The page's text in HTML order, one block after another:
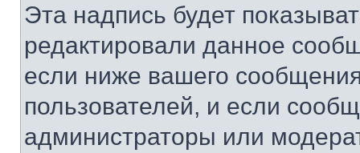
Эта надпись будет
редактировали данное
если ниже вашего
пользователей, и если
администраторы или